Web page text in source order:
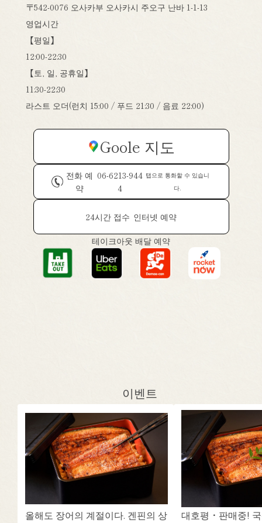
〒542-0076 오사카부 오사카시 주오구 난바 1-1-13
영업시간
【평일】
12:00-22:30
【토, 일, 공휴일】
11:30-22:30
라스트 오더(런치 15:00 / 푸드 21:30 / 음료 22:00)
Goole 지도
전화 예
약
06-6213-944
4
탭으로 통화할 수 있습니
다.
24시간 접수 인터넷 예약
테이크아웃 배달 예약
이벤트
올해도 장어의 계절이다. 겐핀의 상
대호평・판매중!